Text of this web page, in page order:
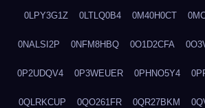
0LPY3G1Z 0LTLQ0B4 0M40H0CT
0NALSI2P 0NFM8HBQ 0O1D2CFA
0P2UDQV4 0P3WEUER 0PHNO5Y4
0QLRKCUP 0QO261FR 0QR27BKM